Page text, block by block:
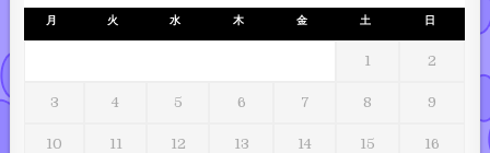
月 火 水 木 金 土 日
1 2
3 4 5 6 7 8 9
10 11 12 13 14 15 16